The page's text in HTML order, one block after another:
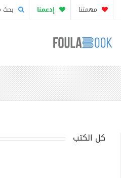
مهمتنا إدعمنا بحث
كل الكتب